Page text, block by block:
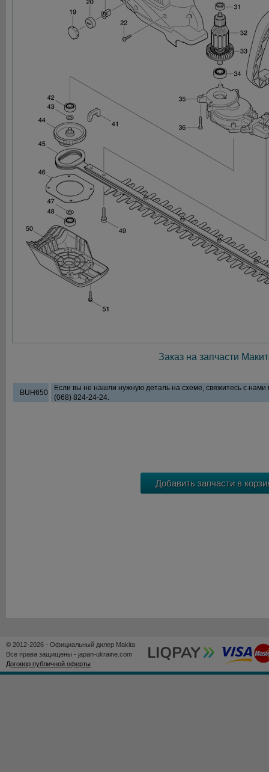
Заказ на запчасти
BUH650
Если вы не нашли нужную деталь на схеме, свяжитесь с
(068) 824-24-24.
© 2012-2026 - Официальный дилер Makita
Все права защищены - japan-ukraine.com
Договор публичной оферты